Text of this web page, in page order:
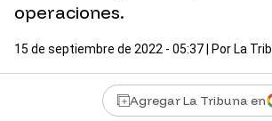
operaciones.
15 de septiembre de 2022 - 05:37 | Por La
Agregar La Tribuna en